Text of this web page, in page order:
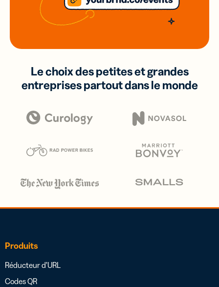
Le choix des petites et grandes
entreprises partout dans le monde
Produits
Réducteur d’URL
Codes QR